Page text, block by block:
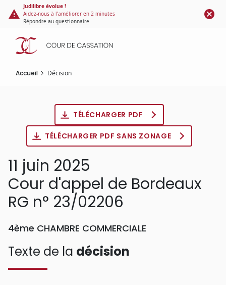
Panneau de gestion des cookies
contenu
principal
Judilibre évolue !
Aidez-nous à l'améliorer en 2 minutes
Répondre au questionnaire
Accueil Décision
TÉLÉCHARGER PDF
TÉLÉCHARGER PDF SANS ZONAGE
11 juin 2025
Cour d'appel de Bordeaux
RG n° 23/02206
4ème CHAMBRE COMMERCIALE
Texte de la décision